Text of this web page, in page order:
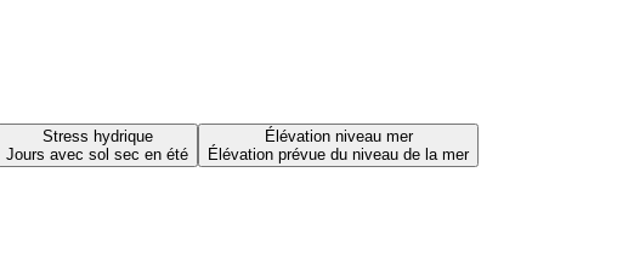
Stress hydrique
Jours avec sol sec en été
Élévation niveau mer
Élévation prévue du niveau de la mer